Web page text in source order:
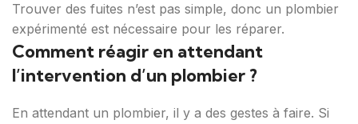
Trouver des fuites n’est pas simple, donc un plombier
expérimenté est nécessaire pour les réparer.
Comment réagir en attendant
l’intervention d’un plombier ?
En attendant un plombier, il y a des gestes à faire. Si